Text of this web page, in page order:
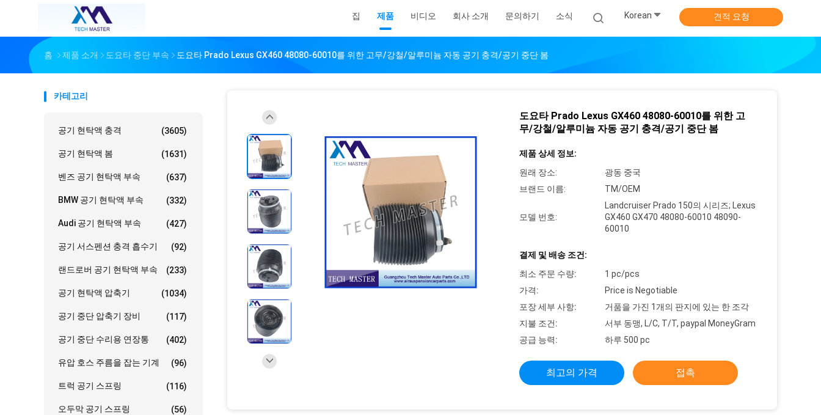
집 제품 비디오 회사 소개 문의하기 소식 Korean 견적 요청
홈 제품 소개 도요타 중단 부속 도요타 Prado Lexus GX460 48080-60010를 위한 고무/강철/알루미늄 자동 공기 충격/공기 중단 봄
카테고리
공기 현탁액 충격 (3605)
공기 현탁액 봄 (1631)
벤즈 공기 현탁액 부속 (637)
BMW 공기 현탁액 부속 (332)
Audi 공기 현탁액 부속 (427)
공기 서스펜션 충격 흡수기 (92)
랜드로버 공기 현탁액 부속 (233)
공기 현탁액 압축기 (1034)
공기 중단 압축기 장비 (117)
공기 중단 수리용 연장통 (402)
유압 호스 주름을 잡는 기계 (96)
트럭 공기 스프링 (116)
오두막 공기 스프링 (56)
도요타 Prado Lexus GX460 48080-60010를 위한 고
무/강철/알루미늄 자동 공기 충격/공기 중단 봄
제품 상세 정보:
원래 장소:
광동 중국
브랜드 이름:
TM/OEM
모델 번호:
Landcruiser Prado 150의 시리즈; Lexus
GX460 GX470 48080-60010 48090-
60010
결제 및 배송 조건:
최소 주문 수량:
1 pc/pcs
가격:
Price is Negotiable
포장 세부 사항:
거품을 가진 1개의 판지에 있는 한 조각
지불 조건:
서부 동맹, L/C, T/T, paypal MoneyGram
공급 능력:
하루 500 pc
최고의 가격 접촉